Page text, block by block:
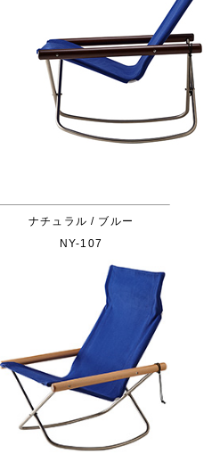
ナチュラル / ブルー
NY-107